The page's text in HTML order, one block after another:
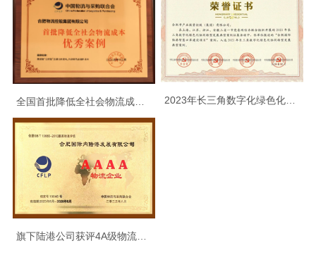
全国首批降低全社会物流成本优秀案例 2023年长三角数字化绿色化协同转型发展典型案例
旗下陆港公司获评4A级物流企业